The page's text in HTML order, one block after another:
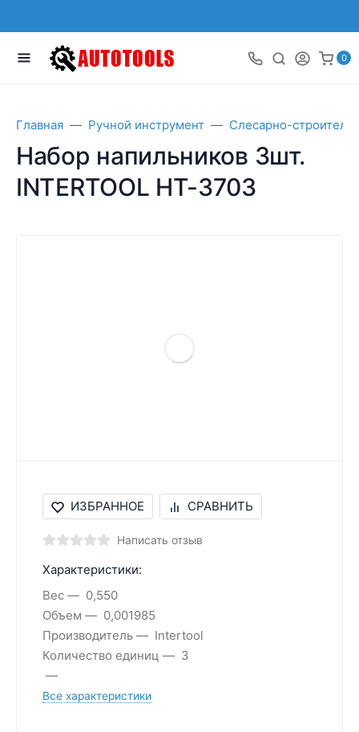
0
Главная Ручной инструмент Слесарно-
Набор напильников 3шт.
INTERTOOL HT-3703
ИЗБРАННОЕ СРАВНИТЬ
Написать отзыв
Характеристики:
Вес
0,550
Объем
0,001985
Производитель
Intertool
Количество единиц
3
Все характеристики